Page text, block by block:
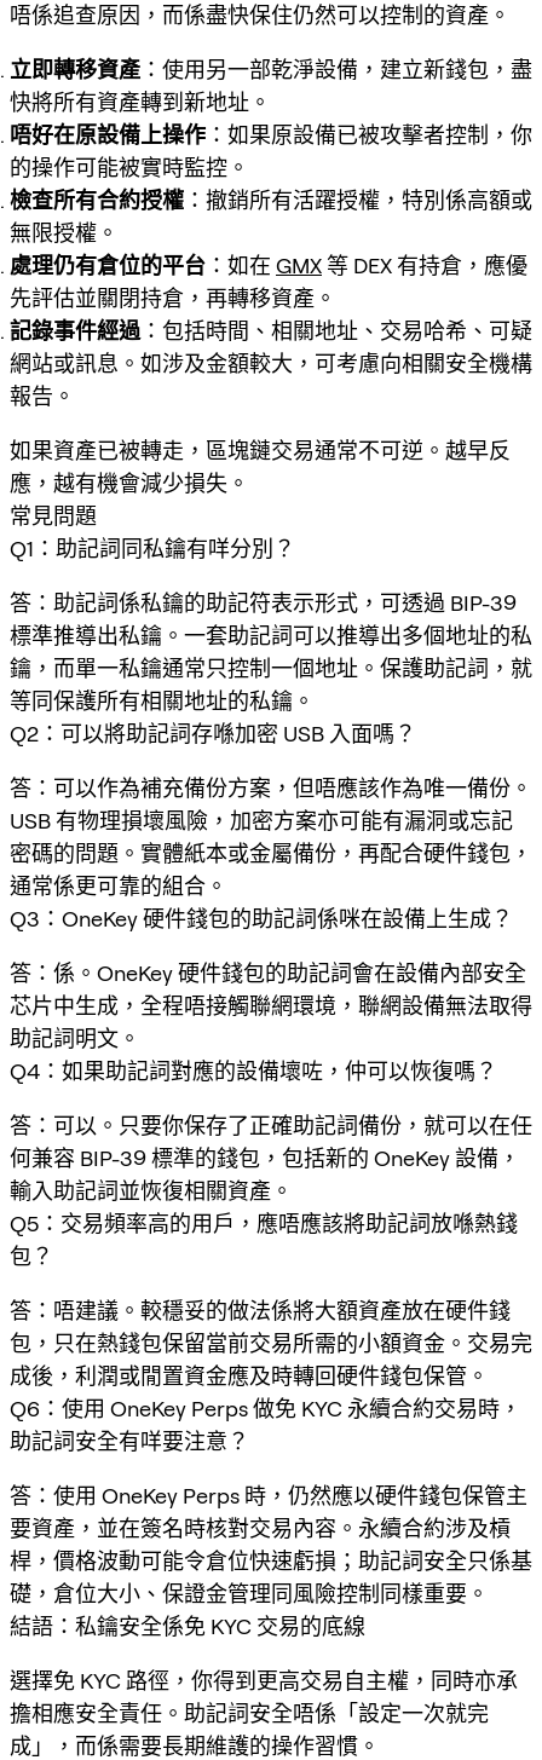
唔係追查原因，而係盡快保住仍然可以控制的資產。
立即轉移資產 ：使用另一部乾淨設備，建立新錢包，盡
快將所有資產轉到新地址。
唔好在原設備上操作 ：如果原設備已被攻擊者控制，你
的操作可能被實時監控。
檢查所有合約授權 ：撤銷所有活躍授權，特別係高額或
無限授權。
處理仍有倉位的平台 ：如在 GMX 等 DEX 有持倉，應優
先評估並關閉持倉，再轉移資產。
記錄事件經過 ：包括時間、相關地址、交易哈希、可疑
網站或訊息。如涉及金額較大，可考慮向相關安全機構
報告。
如果資產已被轉走，區塊鏈交易通常不可逆。越早反
應，越有機會減少損失。
常見問題
Q1：助記詞同私鑰有咩分別？
答：助記詞係私鑰的助記符表示形式，可透過 BIP-39
標準推導出私鑰。一套助記詞可以推導出多個地址的私
鑰，而單一私鑰通常只控制一個地址。保護助記詞，就
等同保護所有相關地址的私鑰。
Q2：可以將助記詞存喺加密 USB 入面嗎？
答：可以作為補充備份方案，但唔應該作為唯一備份。
USB 有物理損壞風險，加密方案亦可能有漏洞或忘記
密碼的問題。實體紙本或金屬備份，再配合硬件錢包，
通常係更可靠的組合。
Q3：OneKey 硬件錢包的助記詞係咪在設備上生成？
答：係。OneKey 硬件錢包的助記詞會在設備內部安全
芯片中生成，全程唔接觸聯網環境，聯網設備無法取得
助記詞明文。
Q4：如果助記詞對應的設備壞咗，仲可以恢復嗎？
答：可以。只要你保存了正確助記詞備份，就可以在任
何兼容 BIP-39 標準的錢包，包括新的 OneKey 設備，
輸入助記詞並恢復相關資產。
Q5：交易頻率高的用戶，應唔應該將助記詞放喺熱錢
包？
答：唔建議。較穩妥的做法係將大額資產放在硬件錢
包，只在熱錢包保留當前交易所需的小額資金。交易完
成後，利潤或閒置資金應及時轉回硬件錢包保管。
Q6：使用 OneKey Perps 做免 KYC 永續合約交易時，
助記詞安全有咩要注意？
答：使用 OneKey Perps 時，仍然應以硬件錢包保管主
要資產，並在簽名時核對交易內容。永續合約涉及槓
桿，價格波動可能令倉位快速虧損；助記詞安全只係基
礎，倉位大小、保證金管理同風險控制同樣重要。
結語：私鑰安全係免 KYC 交易的底線
選擇免 KYC 路徑，你得到更高交易自主權，同時亦承
擔相應安全責任。助記詞安全唔係「設定一次就完
成」，而係需要長期維護的操作習慣。